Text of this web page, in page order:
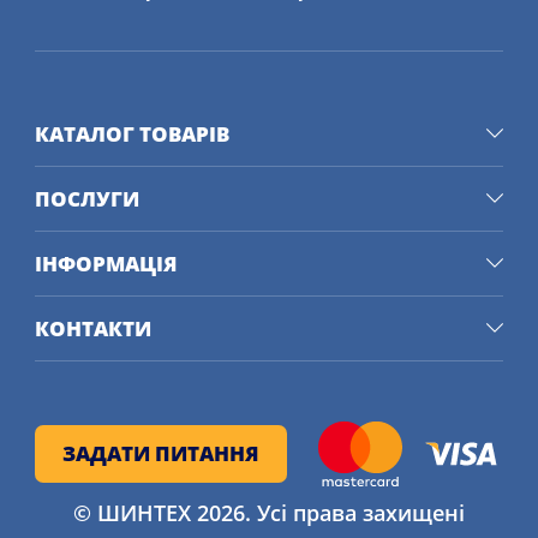
і швидкого відведення води.
З'єднання з високим вмістом
кремнезему в Вентус Прайм 4 K135
235/45 R18 98W XL FR збільшує пробіг
і термін служби шин. Проект Hankook
прихильність стійким мобільним
Ці шини чудово пройшли
випробування, отримавши високі
оцінки за керованість на мокрій і
ЗАДАТИ ПИТАННЯ
© ШИНТЕХ 2026. Усі права захищені
КАТАЛОГ ТОВАРІВ
ПОСЛУГИ
ІНФОРМАЦІЯ
КОНТАКТИ